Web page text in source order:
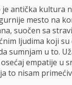
antička kultura
mesto na
suočen sa
ljudima koji
sumnjam u to.
empatije u
to nisam